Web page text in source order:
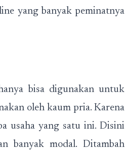
yang banyak peminatnya
bisa digunakan untuk
oleh kaum pria. Karena
usaha yang satu ini. Disini
banyak modal. Ditambah